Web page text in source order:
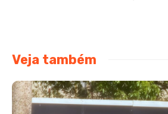
Veja também